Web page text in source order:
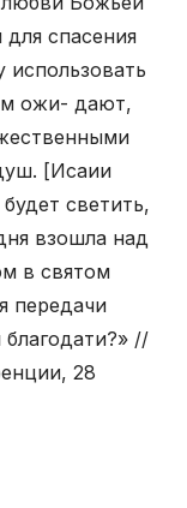
спасения
использовать
ожи- дают,
[Исаии
светить,
взошла над
в святом
передачи
//
28